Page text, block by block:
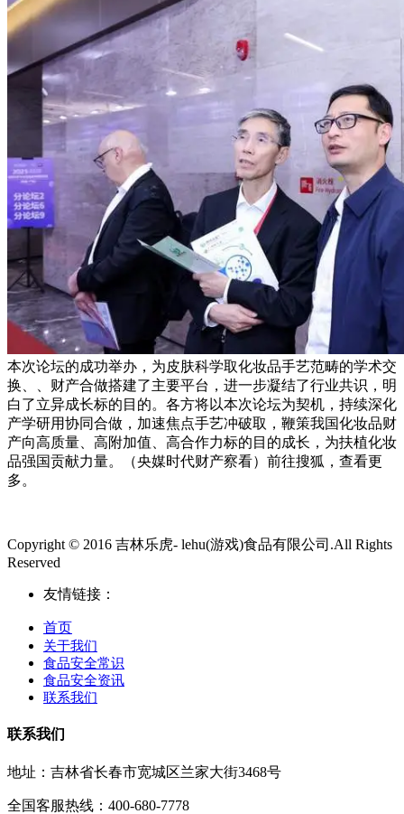
本次论坛的成功举办，为皮肤科学取化妆品手艺范畴的学术交
换、、财产合做搭建了主要平台，进一步凝结了行业共识，明
白了立异成长标的目的。各方将以本次论坛为契机，持续深化
产学研用协同合做，加速焦点手艺冲破取，鞭策我国化妆品财
产向高质量、高附加值、高合作力标的目的成长，为扶植化妆
品强国贡献力量。（央媒时代财产察看）前往搜狐，查看更
多。
Copyright © 2016 吉林乐虎- lehu(游戏)食品有限公司.All Rights
Reserved
友情链接：
首页
关于我们
食品安全常识
食品安全资讯
联系我们
联系我们
地址：吉林省长春市宽城区兰家大街3468号
全国客服热线：400-680-7778